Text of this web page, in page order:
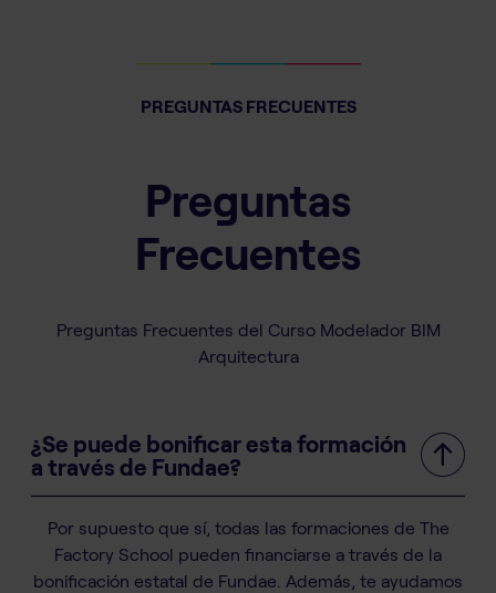
PREGUNTAS FRECUENTES
Preguntas
Frecuentes
Preguntas Frecuentes del Curso Modelador BIM
Arquitectura
¿Se puede bonificar esta formación
a través de Fundae?
Por supuesto que sí, todas las formaciones de The
Factory School pueden financiarse a través de la
bonificación estatal de Fundae. Además, te ayudamos